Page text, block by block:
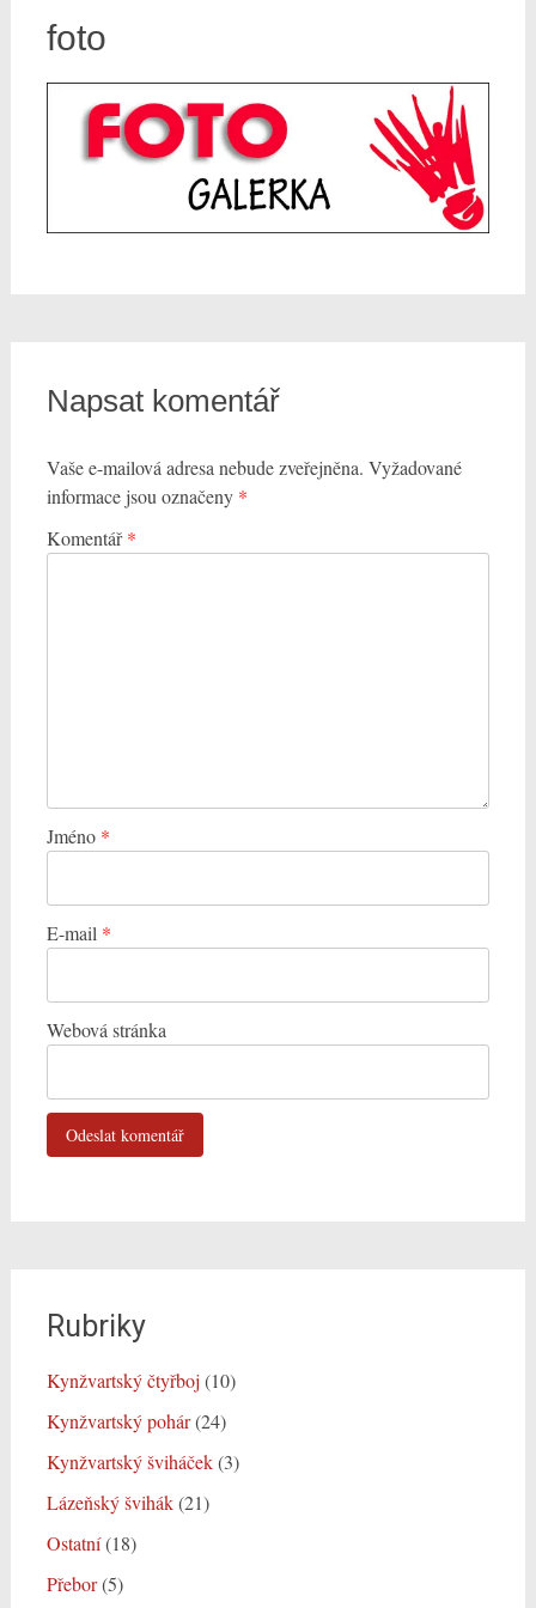
foto
Napsat komentář
Vaše e-mailová adresa nebude zveřejněna. Vyžadované
informace jsou označeny *
Komentář*
Jméno *
E-mail *
Webová stránka
Rubriky
Kynžvartský čtyřboj (10)
Kynžvartský pohár(24)
Kynžvartský šviháček(3)
Lázeňský švihák(21)
Ostatní(18)
Přebor(5)